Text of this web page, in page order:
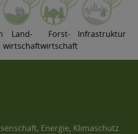
Land-
wirtschaft
Forst-
wirtschaft
Infrastruktur
Energie, Klimaschutz